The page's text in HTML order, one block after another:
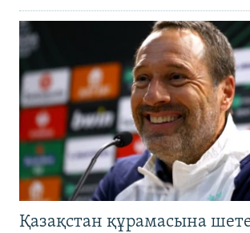
Қазақстан құрамасына